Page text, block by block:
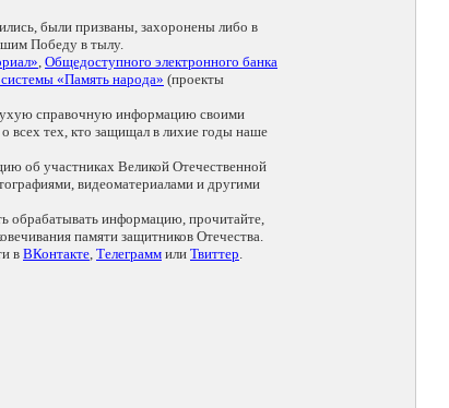
были призваны, захоронены либо в
Победу в тылу.
, Общедоступного электронного банка
«Память народа» (проекты
справочную информацию своими
всех тех, кто защищал в лихие годы наше
об участниках Великой Отечественной
видеоматериалами и другими
обрабатывать информацию, прочитайте,
памяти защитников Отечества.
в ВКонтакте, Телеграмм или Твиттер.